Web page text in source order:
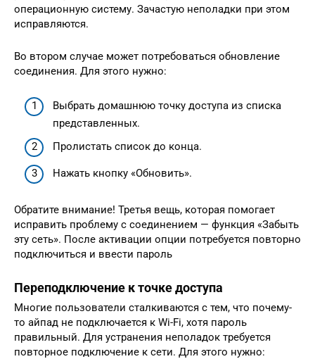
операционную систему. Зачастую неполадки при этом
исправляются.
Во втором случае может потребоваться обновление
соединения. Для этого нужно:
Выбрать домашнюю точку доступа из списка
представленных.
Пролистать список до конца.
Нажать кнопку «Обновить».
Обратите внимание! Третья вещь, которая помогает
исправить проблему с соединением — функция «Забыть
эту сеть». После активации опции потребуется повторно
подключиться и ввести пароль
Переподключение к точке доступа
Многие пользователи сталкиваются с тем, что почему-
то айпад не подключается к Wi-Fi, хотя пароль
правильный. Для устранения неполадок требуется
повторное подключение к сети. Для этого нужно: